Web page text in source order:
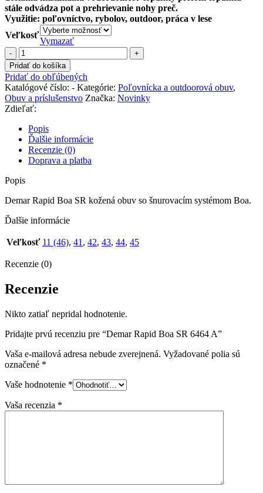
stále odvádza pot a prehrievanie nohy preč.
Využitie: poľovníctvo, rybolov, outdoor, práca v lese
Veľkosť
Vymazať
množstvo
Demar
Rapid
Boa
SR
6464
A
Pridať do košíka
Pridať do obľúbených
Katalógové číslo: - Kategórie: Poľovnícka a outdoorová obuv,
Obuv a príslušenstvo Značka: Novinky
Zdieľať:
Popis
Ďalšie informácie
Recenzie (0)
Doprava a platba
Popis
Demar Rapid Boa SR kožená obuv so šnurovacím systémom Boa.
Ďalšie informácie
Veľkosť 11 (46), 41 , 42, 43, 44, 45
Recenzie (0)
Recenzie
Nikto zatiaľ nepridal hodnotenie.
Pridajte prvú recenziu pre “Demar Rapid Boa SR 6464 A”
Vaša e-mailová adresa nebude zverejnená. Vyžadované polia sú
označené *
Vaše hodnotenie *
Vaša recenzia *